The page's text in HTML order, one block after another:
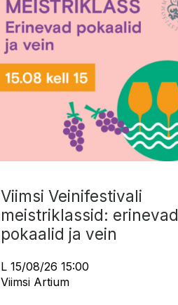
Viimsi Veinifestivali
meistriklassid: erinevad
pokaalid ja vein
L 15/08/26 15:00
Viimsi Artium